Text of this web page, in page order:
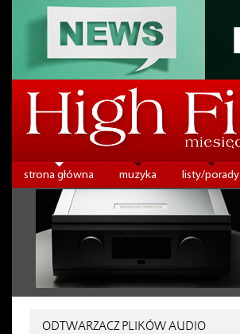
strona główna muzyka listy/porady
ODTWARZACZ PLIKÓW AUDIO